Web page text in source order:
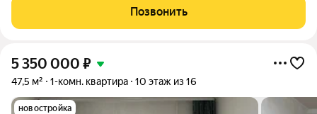
линолеум, стены выровнены под маяк, оклеены светлыми
обоями, везде натяжные потолки. 2
Позвонить
5 350 000 ₽
47,5 м² 1-комн. квартира 10 этаж из 16
новостройка